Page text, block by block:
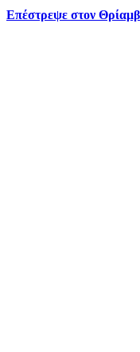
Επέστρεψε στον